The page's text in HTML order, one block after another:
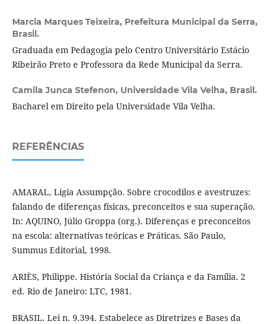
Marcia Marques Teixeira, Prefeitura Municipal da Serra,
Brasil.
Graduada em Pedagogia pelo Centro Universitário Estácio
Ribeirão Preto e Professora da Rede Municipal da Serra.
Camila Junca Stefenon, Universidade Vila Velha, Brasil.
Bacharel em Direito pela Universidade Vila Velha.
REFERÊNCIAS
AMARAL, Lígia Assumpção. Sobre crocodilos e avestruzes:
falando de diferenças físicas, preconceitos e sua superação.
In: AQUINO, Júlio Groppa (org.). Diferenças e preconceitos
na escola: alternativas teóricas e Práticas. São Paulo,
Summus Editorial, 1998.
ARIÈS, Philippe. História Social da Criança e da Família. 2
ed. Rio de Janeiro: LTC, 1981.
BRASIL. Lei n. 9.394. Estabelece as Diretrizes e Bases da